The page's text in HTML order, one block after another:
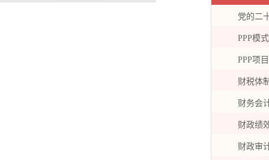
党的二
PPP模
PPP项
财税体
财务会
财政绩
财政审